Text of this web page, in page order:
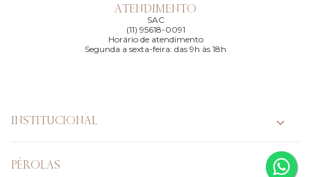
ATENDIMENTO
SAC
(11) 95618-0091
Horário de atendimento
Segunda a sexta-feira: das 9h às 18h
INSTITUCIONAL
PÉROLAS